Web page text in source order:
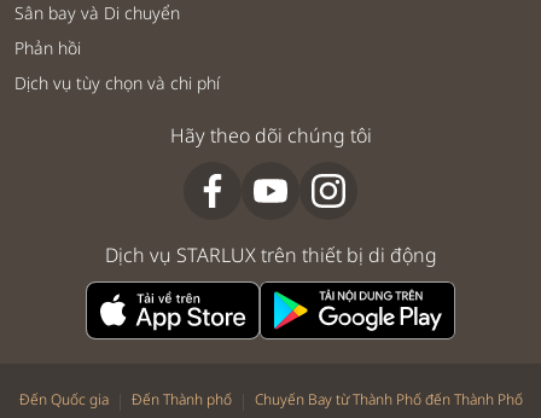
Sân bay và Di chuyển
Phản hồi
Dịch vụ tùy chọn và chi phí
Hãy theo dõi chúng tôi
Dịch vụ STARLUX trên thiết bị di động
Đến Quốc gia | Đến Thành phố | Chuyến Bay từ Thành Phố đến Thành Phố